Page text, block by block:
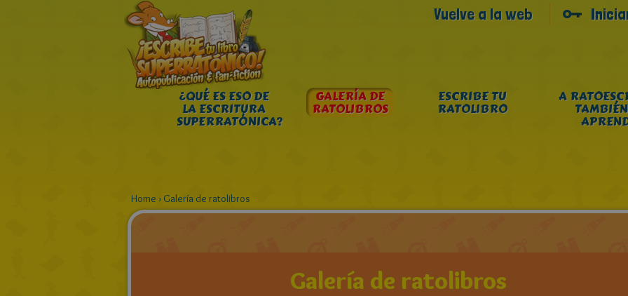
Vuelve a la web
¿QUÉ ES ESO DE
LA ESCRITURA
SUPERRATÓNICA?
GALERÍA DE
RATOLIBROS
ESCRIBE TU
RATOLIBRO
A
Home › Galería de ratolibros
Galería de ratolibros